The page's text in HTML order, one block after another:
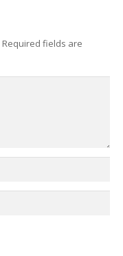
Required fields are